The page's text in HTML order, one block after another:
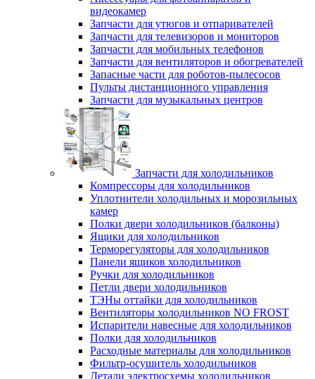
видеокамер
Запчасти для утюгов и отпаривателей
Запчасти для телевизоров и мониторов
Запчасти для мобильных телефонов
Запчасти для вентиляторов и обогревателей
Запасные части для роботов-пылесосов
Пульты дистанционного управления
Запчасти для музыкальных центров
Запчасти для холодильников
Компрессоры для холодильников
Уплотнители холодильных и морозильных
камер
Полки двери холодильников (балконы)
Ящики для холодильников
Терморегуляторы для холодильников
Панели ящиков холодильников
Ручки для холодильников
Петли двери холодильников
ТЭНы оттайки для холодильников
Вентиляторы холодильников NO FROST
Испарители навесные для холодильников
Полки для холодильников
Расходные материалы для холодильников
Фильтр-осушитель холодильников
Детали электросхемы холодильников